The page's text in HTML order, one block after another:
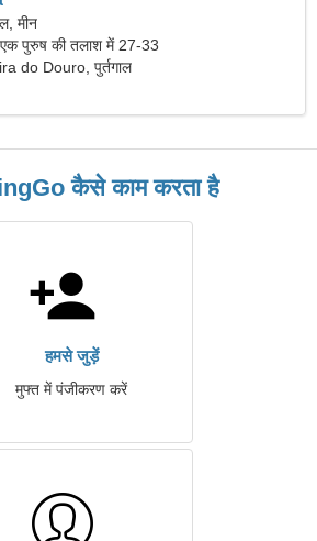
मीन
एक पुरुष की तलाश में 27-33
do Douro, पुर्तगाल
कैसे काम करता है
हमसे जुड़ें
मुफ्त में पंजीकरण करें